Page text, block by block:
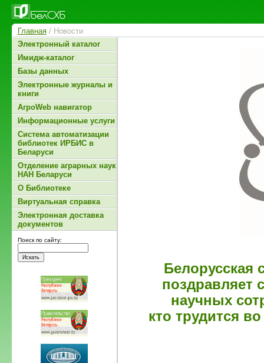
Главная/ Новости
Электронный каталог
Имидж-каталог
Базы данных
Электронные журналы и
книги
АгроWeb навигатор
Информационные услуги
Система автоматизации
библиотек ИРБИС в
Беларуси
Отделение аграрных наук
НАН Беларуси
О Библиотеке
Виртуальная справка
Электронная доставка
документов
Поиск по сайту:
Белорусская
поздравляет
научных
кто трудится